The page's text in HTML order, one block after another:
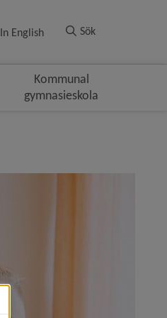
In English Sök
Kommunal
gymnasieskola